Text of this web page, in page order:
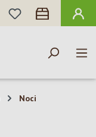
HAI 0 ARTICOLI
Noci